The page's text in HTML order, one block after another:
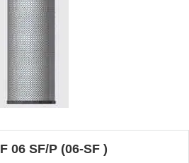
06 SF/P (06-SF )